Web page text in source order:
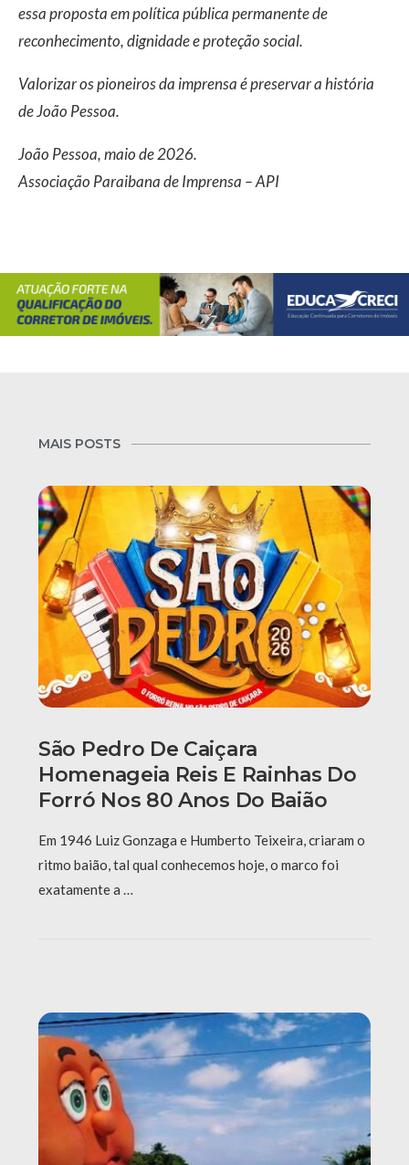
essa proposta em política pública permanente de
reconhecimento, dignidade e proteção social.
Valorizar os pioneiros da imprensa é preservar a história
de João Pessoa.
João Pessoa, maio de 2026.
Associação Paraibana de Imprensa – API
MAIS POSTS
São Pedro De Caiçara
Homenageia Reis E Rainhas Do
Forró Nos 80 Anos Do Baião
Em 1946 Luiz Gonzaga e Humberto Teixeira, criaram o
ritmo baião, tal qual conhecemos hoje, o marco foi
exatamente a …